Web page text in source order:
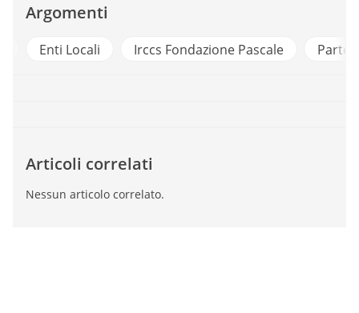
Argomenti
Enti Locali Irccs Fondazione Pascale
Articoli correlati
Nessun articolo correlato.